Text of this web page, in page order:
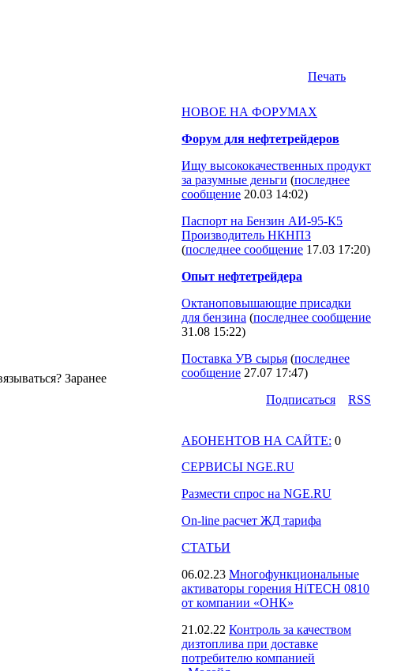
Печать
Заранее
НОВОЕ НА ФОРУМАХ
Форум для нефтетрейдеров
Ищу высококачественных продукт
за разумные деньги (последнее
сообщение 20.03 14:02)
Паспорт на Бензин АИ-95-К5
Производитель НКНПЗ
(последнее сообщение 17.03 17:20)
Опыт нефтетрейдера
Октаноповышающие присадки
для бензина (последнее сообщение
31.08 15:22)
Поставка УВ сырья (последнее
сообщение 27.07 17:47)
Подпиcаться
RSS
АБОНЕНТОВ НА САЙТЕ: 0
СЕРВИСЫ NGE.RU
Размести спрос на NGE.RU
On-line расчет ЖД тарифа
СТАТЬИ
06.02.23 Многофункциональные
активаторы горения HiTECH 0810
от компании «ОНК»
21.02.22 Контроль за качеством
дизтоплива при доставке
потребителю компанией